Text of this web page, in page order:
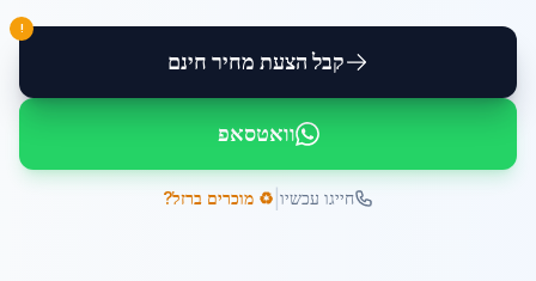
קבל הצעת מחיר חינם
!
וואטסאפ
חייגו עכשיו ♻️ מוכרים ברזל?